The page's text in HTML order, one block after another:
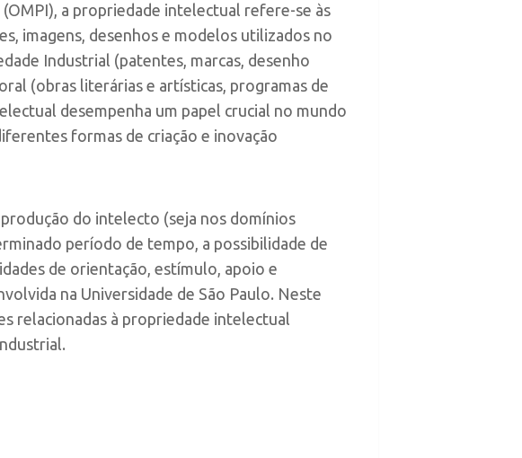
a propriedade intelectual refere-se às
imagens, desenhos e modelos utilizados no
Industrial (patentes, marcas, desenho
(obras literárias e artísticas, programas de
desempenha um papel crucial no mundo
formas de criação e inovação
do intelecto (seja nos domínios
período de tempo, a possibilidade de
de orientação, estímulo, apoio e
na Universidade de São Paulo. Neste
relacionadas à propriedade intelectual
.